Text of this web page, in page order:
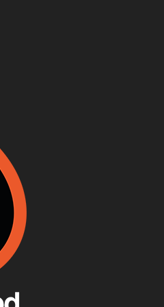
és homár
meghálálja!